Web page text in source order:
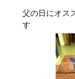
父の日にオス
す